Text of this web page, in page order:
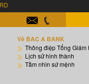
Về BAC A BANK
Thông điệp Tổng Giám
Lịch sử hình thành
Tầm nhìn sứ mệnh